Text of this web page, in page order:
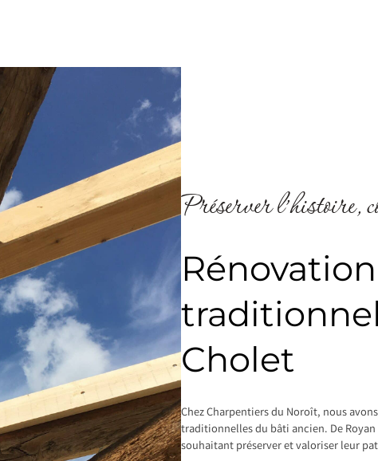
Préserver l’histoire,
Cholet
Chez Charpentiers du Noroît, nous
traditionnelles du bâti ancien. De
souhaitant préserver et valoriser leur